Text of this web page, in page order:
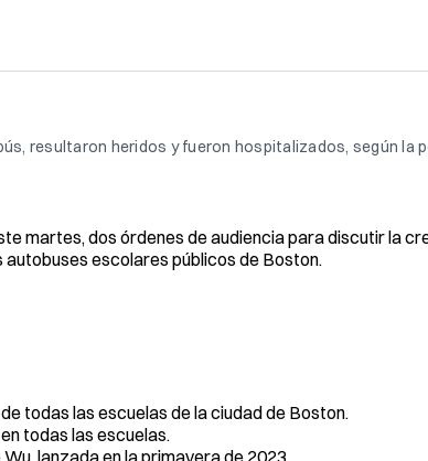
resultaron heridos y fueron hospitalizados, según la
martes, dos órdenes de audiencia para discutir la
escolares públicos de Boston.
todas las escuelas de la ciudad de Boston.
todas las escuelas.
lanzada en la primavera de 2023.